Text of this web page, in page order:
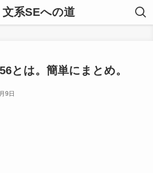
文系SEへの道
とは。簡単にまとめ。
9日